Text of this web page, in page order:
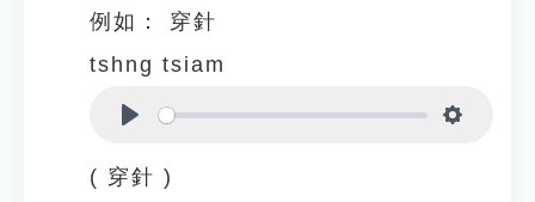
例如：
穿針
tshng tsiam
( 穿針 )